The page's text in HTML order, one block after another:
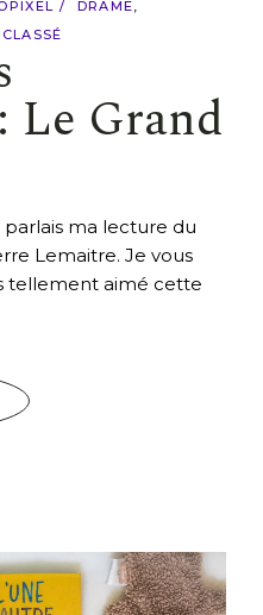
DRAME
Le Grand
parlais ma lecture du
Lemaitre. Je vous
tellement aimé cette